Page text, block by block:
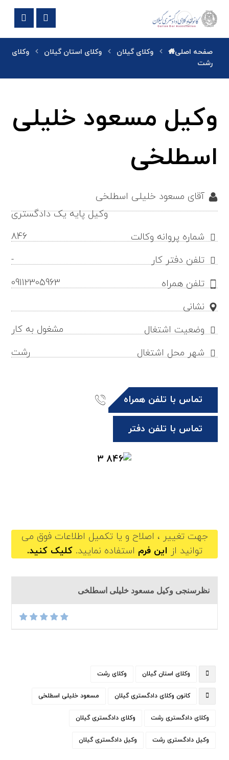
صفحه اصلی وکلای گیلان وکلای استان گیلان
وکلای
رشت
وکیل مسعود خلیلی
اسطلخی
آقای مسعود خلیلی اسطلخی
وکیل پایه یک دادگستری
شماره پروانه وکالت
846
تلفن دفتر کار
-
تلفن همراه
09112305963
نشانی
وضعیت اشتغال
مشغول به کار
شهر محل اشتغال
رشت
تماس با تلفن همراه
تماس با تلفن دفتر
جهت تغییر ، اصلاح و یا تکمیل اطلاعات فوق می
توانید از این فرم استفاده نمایید. کلیک کنید.
نظرسنجی وکیل مسعود خلیلی اسطلخی
وکلای استان گیلان وکلای رشت
کانون وکلای دادگستری گیلان مسعود خلیلی اسطلخی
وکلای دادگستری رشت وکلای دادگستری گیلان
وکیل دادگستری رشت وکیل دادگستری گیلان